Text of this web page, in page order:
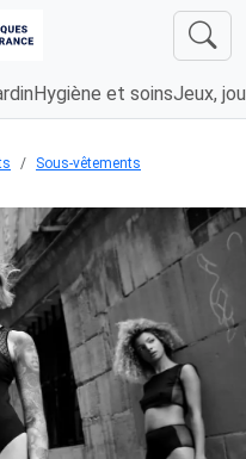
Hygiène et soinsJeux,
Sous-vêtements